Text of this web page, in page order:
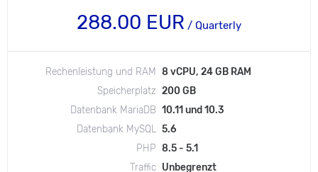
288.00 EUR / Quarterly
Rechenleistung und RAM 8 vCPU, 24 GB RAM
Speicherplatz 200 GB
Datenbank MariaDB 10.11 und 10.3
Datenbank MySQL
5.6
PHP 8.5 - 5.1
Traffic Unbegrenzt